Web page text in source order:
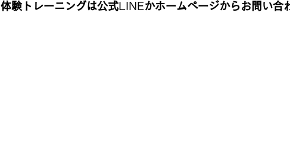
体験トレーニングは公式LINEかホームページからお問い合